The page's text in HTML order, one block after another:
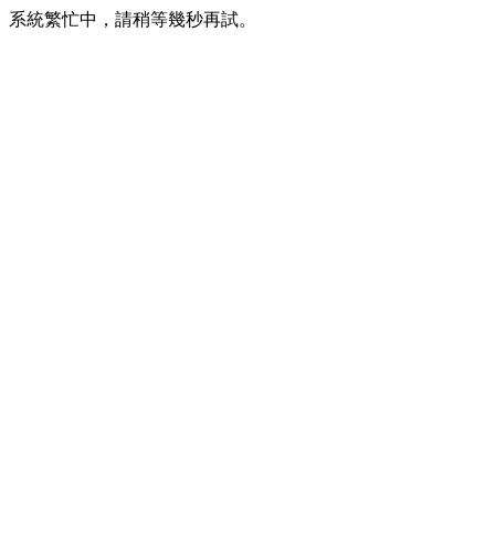
系統繁忙中，請稍等幾秒再試。